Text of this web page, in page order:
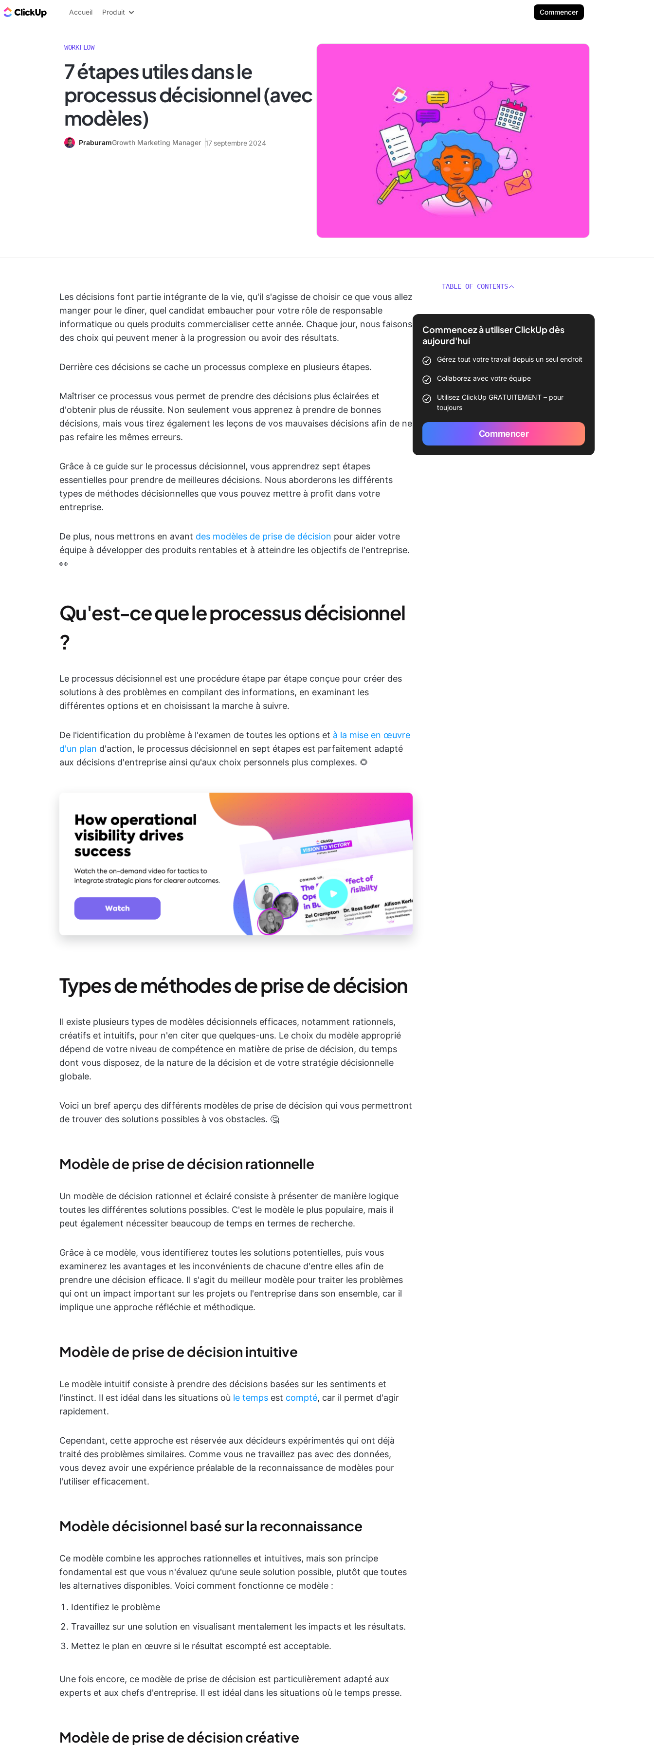
ClickUp Blog
Accueil Produit Commencer
WORKFLOW
7 étapes utiles dans le
processus décisionnel (avec
modèles)
PraburamGrowth Marketing Manager 17 septembre 2024
Les décisions font partie intégrante de la vie, qu'il s'agisse de choisir ce que vous allez
manger pour le dîner, quel candidat embaucher pour votre rôle de responsable
informatique ou quels produits commercialiser cette année. Chaque jour, nous faisons
des choix qui peuvent mener à la progression ou avoir des résultats.
Derrière ces décisions se cache un processus complexe en plusieurs étapes.
Maîtriser ce processus vous permet de prendre des décisions plus éclairées et
d'obtenir plus de réussite. Non seulement vous apprenez à prendre de bonnes
décisions, mais vous tirez également les leçons de vos mauvaises décisions afin de ne
pas refaire les mêmes erreurs.
Grâce à ce guide sur le processus décisionnel, vous apprendrez sept étapes
essentielles pour prendre de meilleures décisions. Nous aborderons les différents
types de méthodes décisionnelles que vous pouvez mettre à profit dans votre
entreprise.
De plus, nous mettrons en avant des modèles de prise de décision pour aider votre
équipe à développer des produits rentables et à atteindre les objectifs de l'entreprise.
👀
Qu'est-ce que le processus décisionnel
?
Le processus décisionnel est une procédure étape par étape conçue pour créer des
solutions à des problèmes en compilant des informations, en examinant les
différentes options et en choisissant la marche à suivre.
De l'identification du problème à l'examen de toutes les options et à la mise en œuvre
d'un plan d'action, le processus décisionnel en sept étapes est parfaitement adapté
aux décisions d'entreprise ainsi qu'aux choix personnels plus complexes. 🌻
Types de méthodes de prise de décision
Il existe plusieurs types de modèles décisionnels efficaces, notamment rationnels,
créatifs et intuitifs, pour n'en citer que quelques-uns. Le choix du modèle approprié
dépend de votre niveau de compétence en matière de prise de décision, du temps
dont vous disposez, de la nature de la décision et de votre stratégie décisionnelle
globale.
Voici un bref aperçu des différents modèles de prise de décision qui vous permettront
de trouver des solutions possibles à vos obstacles. 🤔
Modèle de prise de décision rationnelle
Un modèle de décision rationnel et éclairé consiste à présenter de manière logique
toutes les différentes solutions possibles. C'est le modèle le plus populaire, mais il
peut également nécessiter beaucoup de temps en termes de recherche.
Grâce à ce modèle, vous identifierez toutes les solutions potentielles, puis vous
examinerez les avantages et les inconvénients de chacune d'entre elles afin de
prendre une décision efficace. Il s'agit du meilleur modèle pour traiter les problèmes
qui ont un impact important sur les projets ou l'entreprise dans son ensemble, car il
implique une approche réfléchie et méthodique.
Modèle de prise de décision intuitive
Le modèle intuitif consiste à prendre des décisions basées sur les sentiments et
l'instinct. Il est idéal dans les situations où le temps est compté, car il permet d'agir
rapidement.
Cependant, cette approche est réservée aux décideurs expérimentés qui ont déjà
traité des problèmes similaires. Comme vous ne travaillez pas avec des données,
vous devez avoir une expérience préalable de la reconnaissance de modèles pour
l'utiliser efficacement.
Modèle décisionnel basé sur la reconnaissance
Ce modèle combine les approches rationnelles et intuitives, mais son principe
fondamental est que vous n'évaluez qu'une seule solution possible, plutôt que toutes
les alternatives disponibles. Voici comment fonctionne ce modèle :
Identifiez le problème
Travaillez sur une solution en visualisant mentalement les impacts et les résultats.
Mettez le plan en œuvre si le résultat escompté est acceptable.
Une fois encore, ce modèle de prise de décision est particulièrement adapté aux
experts et aux chefs d'entreprise. Il est idéal dans les situations où le temps presse.
Modèle de prise de décision créative
TABLE OF CONTENTS
Commencez à utiliser ClickUp dès
aujourd'hui
Gérez tout votre travail depuis un seul endroit
Collaborez avec votre équipe
Utilisez ClickUp GRATUITEMENT – pour
toujours
Commencer